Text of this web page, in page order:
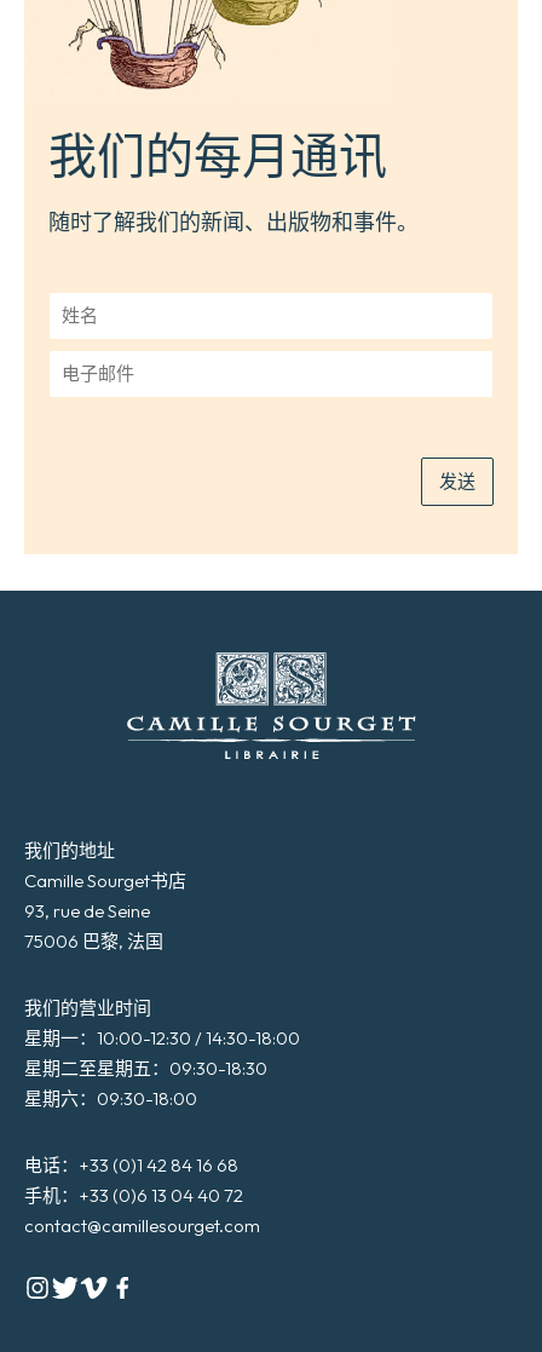
我们的每月通讯
随时了解我们的新闻、出版物和事件。
姓
名
*
子
发送
我们的地址
Camille Sourget书店
93, rue de Seine
75006 巴黎, 法国
我们的营业时间
星期一：10:00-12:30 / 14:30-18:00
星期二至星期五：09:30-18:30
星期六：09:30-18:00
电话：+33 (0)1 42 84 16 68
手机：+33 (0)6 13 04 40 72
contact@camillesourget.com